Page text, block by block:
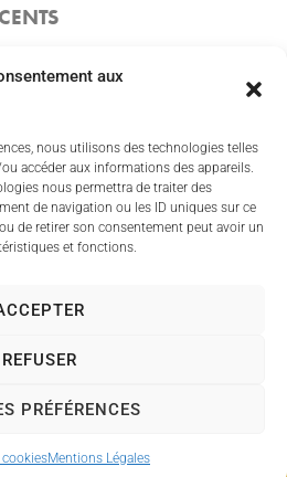
aux
nous utilisons des technologies telles
accéder aux informations des appareils.
nous permettra de traiter des
de navigation ou les ID uniques sur ce
de retirer son consentement peut avoir un
et fonctions.
REFUSER
PRÉFÉRENCES
Mentions Légales
d'aide ?
droits réservés
(sites internet de collectivités